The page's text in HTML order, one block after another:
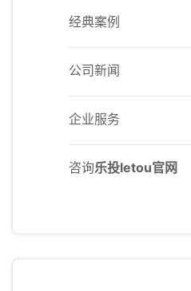
经典案例
公司新闻
企业服务
咨询乐投letou官网